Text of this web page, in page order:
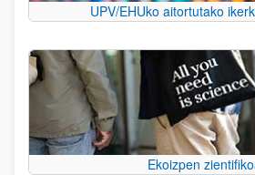
UPV/EHUko aitortutako
Ekoizpen